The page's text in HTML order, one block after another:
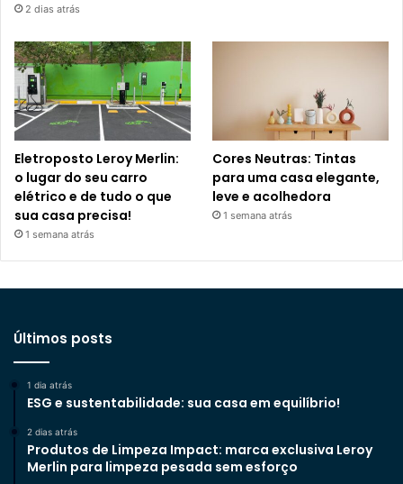
2 dias atrás
Eletroposto Leroy Merlin:
o lugar do seu carro
elétrico e de tudo o que
sua casa precisa!
1 semana atrás
Cores Neutras: Tintas
para uma casa elegante,
leve e acolhedora
1 semana atrás
Últimos posts
1 dia atrás
ESG e sustentabilidade: sua casa em equilíbrio!
2 dias atrás
Produtos de Limpeza Impact: marca exclusiva Leroy
Merlin para limpeza pesada sem esforço